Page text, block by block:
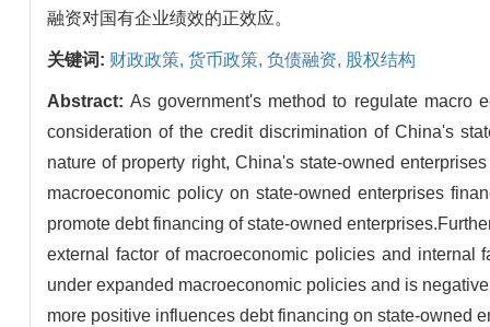
融资对国有企业绩效的正效应。
关键词: 财政政策, 货币政策, 负债融资, 股权结构
Abstract:As government's method to regulate macro
consideration of the credit discrimination of China's
nature of property right, China's state-owned
macroeconomic policy on state-owned enterprises
promote debt financing of state-owned
external factor of macroeconomic policies and internal
under expanded macroeconomic policies and is
more positive influences debt financing on state-owned